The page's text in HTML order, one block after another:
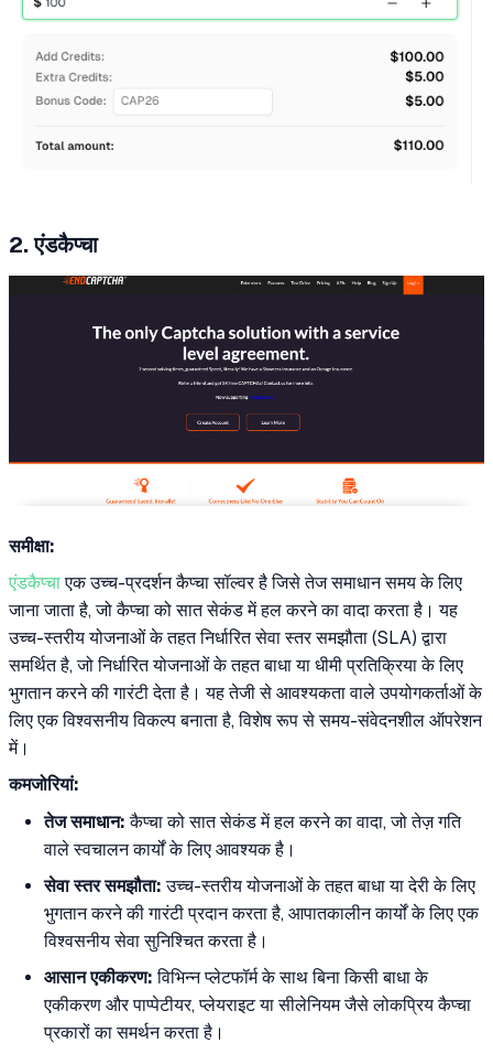
2. एंडकैप्चा
समीक्षा:
एंडकैप्चाएक उच्च-प्रदर्शन कैप्चा सॉल्वर है जिसे तेज समाधान समय के लिए
जाना जाता है, जो कैप्चा को सात सेकंड में हल करने का वादा करता है। यह
उच्च-स्तरीय योजनाओं के तहत निर्धारित सेवा स्तर समझौता (SLA) द्वारा
समर्थित है, जो निर्धारित योजनाओं के तहत बाधा या धीमी प्रतिक्रिया के लिए
भुगतान करने की गारंटी देता है। यह तेजी से आवश्यकता वाले उपयोगकर्ताओं के
लिए एक विश्वसनीय विकल्प बनाता है, विशेष रूप से समय-संवेदनशील ऑपरेशन
में।
कमजोरियां:
तेज समाधान: कैप्चा को सात सेकंड में हल करने का वादा, जो तेज़ गति
वाले स्वचालन कार्यों के लिए आवश्यक है।
सेवा स्तर समझौता: उच्च-स्तरीय योजनाओं के तहत बाधा या देरी के लिए
भुगतान करने की गारंटी प्रदान करता है, आपातकालीन कार्यों के लिए एक
विश्वसनीय सेवा सुनिश्चित करता है।
आसान एकीकरण: विभिन्न प्लेटफॉर्म के साथ बिना किसी बाधा के
एकीकरण और पाप्पेटीयर, प्लेयराइट या सीलेनियम जैसे लोकप्रिय कैप्चा
प्रकारों का समर्थन करता है।